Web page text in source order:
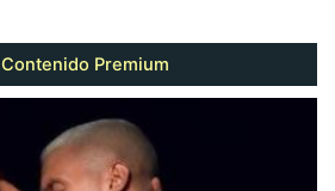
Contenido Premium